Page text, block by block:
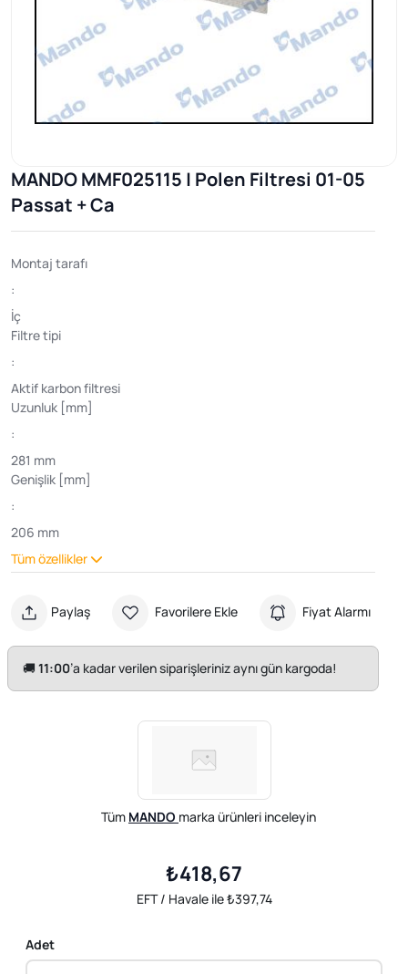
MANDO MMF025115 | Polen Filtresi 01-05
Passat + Ca
Montaj tarafı
:
İç
Filtre tipi
:
Aktif karbon filtresi
Uzunluk [mm]
:
281 mm
Genişlik [mm]
:
206 mm
Tüm özellikler
Paylaş Favorilere Ekle Fiyat Alarmı
🚚11:00’a kadar verilen siparişleriniz aynı gün kargoda!
Tüm MANDO marka ürünleri inceleyin
₺418,67
EFT / Havale ile ₺397,74
Adet